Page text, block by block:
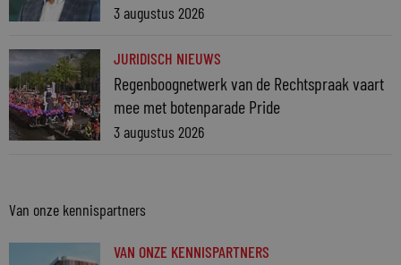
3 augustus 2026
JURIDISCH NIEUWS
Regenboognetwerk van de Rechtspraak vaart
mee met botenparade Pride
3 augustus 2026
Van onze kennispartners
VAN ONZE KENNISPARTNERS